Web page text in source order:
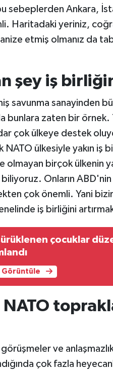
sebeplerden Ankara,
Haritadaki yeriniz,
etmiş olmanız da
şey iş
savunma sanayinden
bunlara zaten bir örnek.
çok ülkeye destek
ülkesiyle yakın iş
birçok ülkenin
Onların ABD'nin
çok önemli. Yani
iş birliğini
çocuklar
Görüntüle
ve
çok fazla